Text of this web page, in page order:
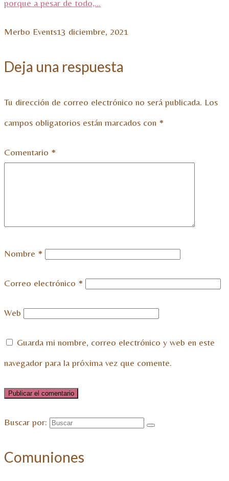
porque a pesar de todo,...
Merbo Events13 diciembre, 2021
Deja una respuesta
Tu dirección de correo electrónico no será publicada. Los
campos obligatorios están marcados con *
Comentario *
Nombre *
Correo electrónico *
Web
Guarda mi nombre, correo electrónico y web en este
navegador para la próxima vez que comente.
Buscar por:
Comuniones